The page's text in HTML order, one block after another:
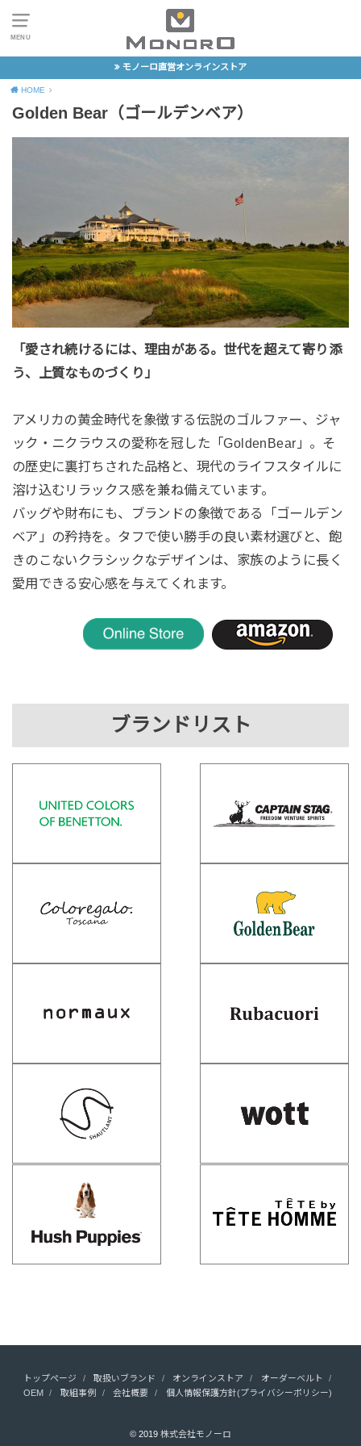
MENU
モノーロ直営オンラインストア
HOME
Golden Bear（ゴールデンベア）
「愛され続けるには、理由がある。世代を超えて寄り添
う、上質なものづくり」
アメリカの黄金時代を象徴する伝説のゴルファー、ジャ
ック・ニクラウスの愛称を冠した「GoldenBear」。そ
の歴史に裏打ちされた品格と、現代のライフスタイルに
溶け込むリラックス感を兼ね備えています。
バッグや財布にも、ブランドの象徴である「ゴールデン
ベア」の矜持を。タフで使い勝手の良い素材選びと、飽
きのこないクラシックなデザインは、家族のように長く
愛用できる安心感を与えてくれます。
ブランドリスト
トップページ 取扱いブランド オンラインストア
オーダーベルト
OEM
取組事例 会社概要 個人情報保護方針(プライバシーポリシー)
© 2019 株式会社モノーロ